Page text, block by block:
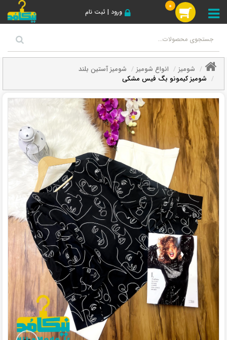
ورود | ثبت نام
0
شومیز انواع شومیز
شومیز آستین بلند
شومیز کیمونو بگ فیس مشکی